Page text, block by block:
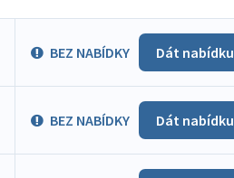
BEZ NABÍDKY Dát nabídku
BEZ NABÍDKY Dát nabídku